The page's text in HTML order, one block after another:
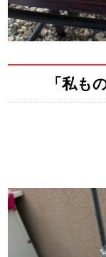
「私も